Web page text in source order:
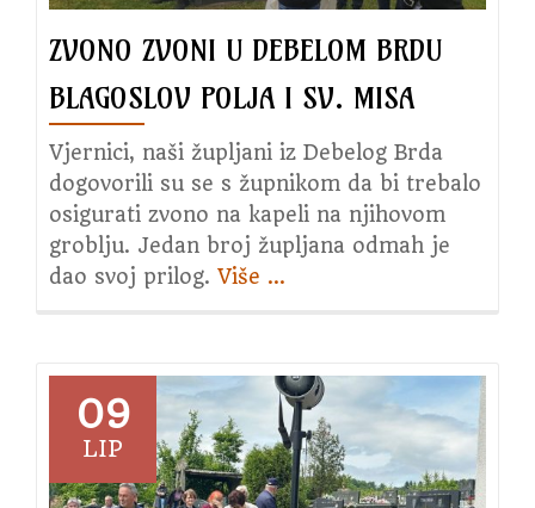
21.
svibnja
ZVONO ZVONI U DEBELOM BRDU
BLAGOSLOV POLJA I SV. MISA
Vjernici, naši župljani iz Debelog Brda
dogovorili su se s župnikom da bi trebalo
osigurati zvono na kapeli na njihovom
groblju. Jedan broj župljana odmah je
dao svoj prilog. Više about
u
Debelom
Brdu
Blagoslov
polja
…
09
LIP